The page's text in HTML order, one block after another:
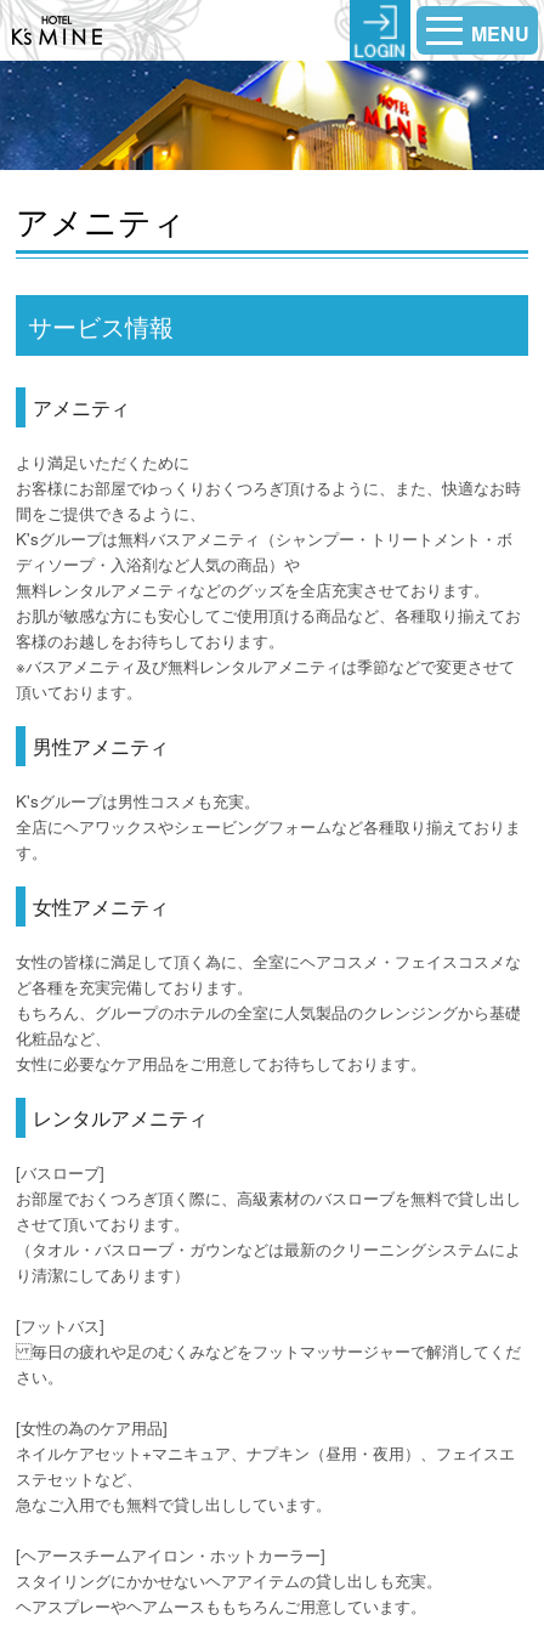
MENU
アメニティ
サービス情報
アメニティ
より満足いただくために
お客様にお部屋でゆっくりおくつろぎ頂けるように、また、快適なお時
間をご提供できるように、
K'sグループは無料バスアメニティ（シャンプー・トリートメント・ボ
ディソープ・入浴剤など人気の商品）や
無料レンタルアメニティなどのグッズを全店充実させております。
お肌が敏感な方にも安心してご使用頂ける商品など、各種取り揃えてお
客様のお越しをお待ちしております。
※バスアメニティ及び無料レンタルアメニティは季節などで変更させて
頂いております。
男性アメニティ
K'sグループは男性コスメも充実。
全店にヘアワックスやシェービングフォームなど各種取り揃えておりま
す。
女性アメニティ
女性の皆様に満足して頂く為に、全室にヘアコスメ・フェイスコスメな
ど各種を充実完備しております。
もちろん、グループのホテルの全室に人気製品のクレンジングから基礎
化粧品など、
女性に必要なケア用品をご用意してお待ちしております。
レンタルアメニティ
[バスローブ]
お部屋でおくつろぎ頂く際に、高級素材のバスローブを無料で貸し出し
させて頂いております。
（タオル・バスローブ・ガウンなどは最新のクリーニングシステムによ
り清潔にしてあります）
[フットバス]
毎日の疲れや足のむくみなどをフットマッサージャーで解消してくだ
さい。
[女性の為のケア用品]
ネイルケアセット+マニキュア、ナプキン（昼用・夜用）、フェイスエ
ステセットなど、
急なご入用でも無料で貸し出ししています。
[ヘアースチームアイロン・ホットカーラー]
スタイリングにかかせないヘアアイテムの貸し出しも充実。
ヘアスプレーやヘアムースももちろんご用意しています。